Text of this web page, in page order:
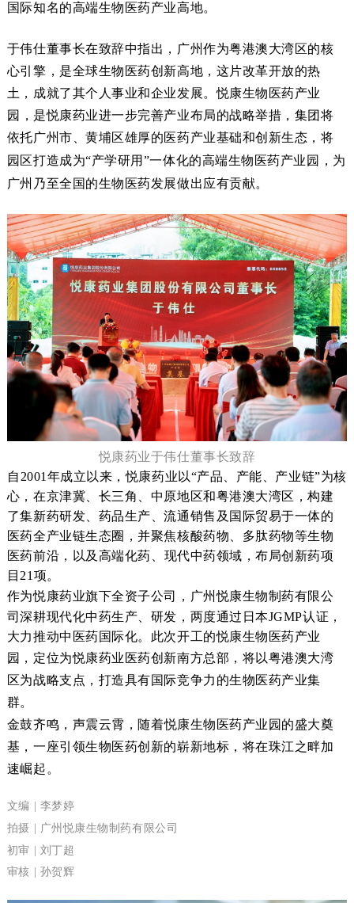
国际知名的高端生物医药产业高地。
于伟仕董事长在致辞中指出 ， 广州作为粤港澳大湾区的核
心引擎，是全球生物医药创新高地， 这片改革开放的热
土，成就了其个人事业和企业发展。悦康生物医药产业
园
，是悦康药业进一步完善产业布局的战略举措， 集团将
依托广州市、黄埔区雄厚的医药产业基础和创新生态，将
园区打造成为“产学研用”一体化的高端生物医药产业园，为
广州乃至全国的生物医药发展做出应有贡献。
悦康药业于伟仕董事长致辞
自 2001年成立以来，悦康药业以“产品、产能、产业链”为核
心，在京津冀、长三角、中原地区和粤港澳大湾区，构建
了集新药研发、药品生产、流通销售及国际贸易于一体的
医药全产业链生态圈，并聚焦核酸药物、多肽药物等生物
医药前沿，以及 高端化药、 现代中药领域，布局创新药项
目21项。
作为悦康药业旗下全资子公司，广州悦康生物制药有限公
司深耕现代化中药生产、研发，两度通过日本JGMP认证，
大力推动中医药国际化。 此次开工的悦康生物医药产业
园， 定位为悦康药业医药创新南方总部，将以粤港澳大湾
区为战略支点， 打造具有国际竞争力的生物医药产业集
群。
金鼓齐鸣， 声震云霄，随着悦康生物医药产业园 的盛大奠
基，一座引领生物医药创新的崭新地标，将在珠江之畔加
速崛起。
文编 | 李梦婷
拍摄 | 广州悦康生物制药有限公司
初审 | 刘丁超
审核 | 孙贺辉